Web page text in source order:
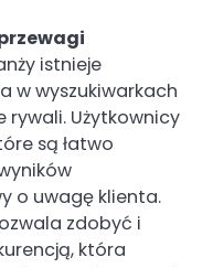
istnieje
w wyszukiwarkach
rywali. Użytkownicy
są łatwo
o uwagę klienta.
zdobyć i
która